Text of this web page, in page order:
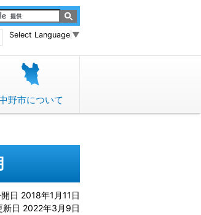
Select Language ▼
野市について
日 2018年1月11日
新日 2022年3月9日